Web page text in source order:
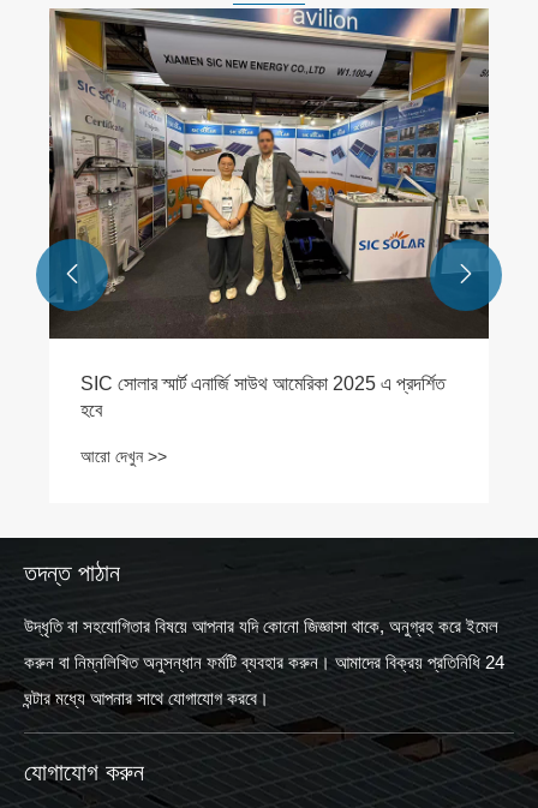
SIC সোলার স্মার্ট এনার্জি সাউথ আমেরিকা 2025 এ প্রদর্শিত
হবে
আরো দেখুন >>
 
তদন্ত পাঠান
উদ্ধৃতি বা সহযোগিতার বিষয়ে আপনার যদি কোনো জিজ্ঞাসা থাকে, অনুগ্রহ করে ইমেল
করুন বা নিম্নলিখিত অনুসন্ধান ফর্মটি ব্যবহার করুন। আমাদের বিক্রয় প্রতিনিধি 24
ঘন্টার মধ্যে আপনার সাথে যোগাযোগ করবে।
যোগাযোগ করুন